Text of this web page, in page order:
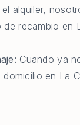
alquiler,
recambio en
Cuando ya
en La